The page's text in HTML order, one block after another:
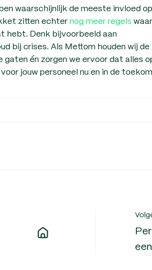
waarschijnlijk de meeste invloed op
zitten echternog meer regels
hebt. Denk bijvoorbeeld aan
bij crises. Als Mettom houden wij de
én zorgen we ervoor dat alles
jouw personeel nu en in de